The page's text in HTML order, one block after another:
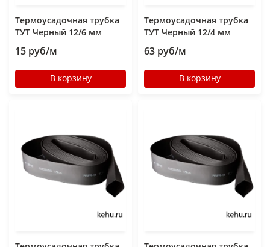
Термоусадочная трубка
ТУТ Черный 12/6 мм
15 руб/м
В корзину
Термоусадочная трубка
ТУТ Черный 12/4 мм
63 руб/м
В корзину